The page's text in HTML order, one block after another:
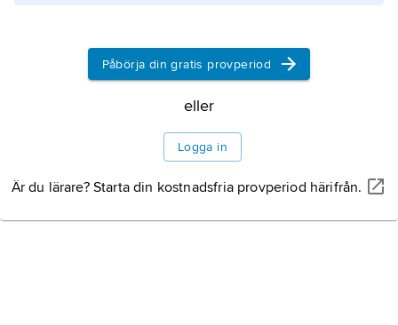
Information om artikeln
Påbörja din gratis provperiod
eller
Logga in
Är du lärare? Starta din kostnadsfria provperiod härifrån.